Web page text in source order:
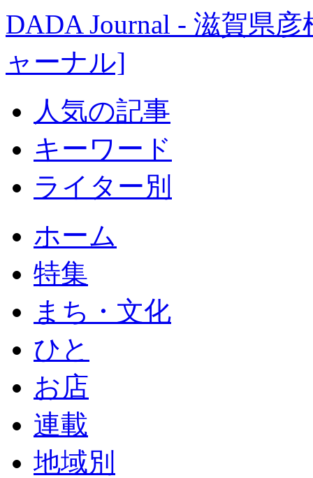
DADA Journal - 滋賀県
ャーナル]
人気の記事
キーワード
ライター別
ホーム
特集
まち・文化
ひと
お店
連載
地域別